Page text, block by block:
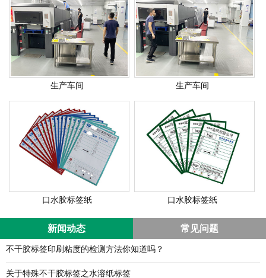
生产车间 生产车间
口水胶标签纸 口水胶标签纸
新闻动态 常见问题
不干胶标签印刷粘度的检测方法你知道吗？
关于特殊不干胶标签之水溶纸标签